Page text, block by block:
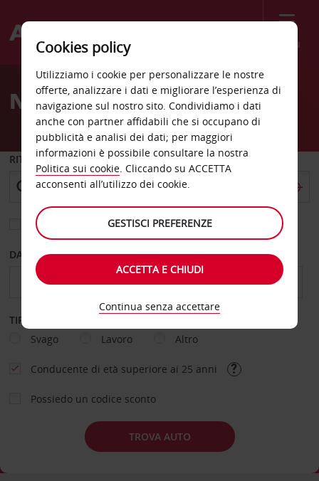
Menù
Welcome
AvisNoleggio auto Fort Lee
RITIRO DA
Scegli una località di riconsegna diversa
DAL GIORNO AL GIORNO
TIPOLOGIA DI NOLEGGIO
Svago
Lavoro Altro
Conducente di età superiore ai 25 anni
Possiedo un codice sconto
TROVA AUTO
Cookies policy
Utilizziamo i cookie per personalizzare le nostre
offerte, analizzare i dati e migliorare l’esperienza di
navigazione sul nostro sito. Condividiamo i dati
anche con partner affidabili che si occupano di
pubblicità e analisi dei dati; per maggiori
informazioni è possibile consultare la nostra
Politica sui cookie. Cliccando su ACCETTA
acconsenti all’utilizzo dei cookie.
GESTISCI PREFERENZE
ACCETTA E CHIUDI
Continua senza accettare